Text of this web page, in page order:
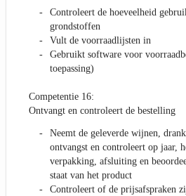
Controleert de hoeveelheid
grondstoffen
Vult de voorraadlijsten in
Gebruikt software voor
toepassing)
Competentie 16:
Ontvangt en controleert de bestelling
Neemt de geleverde wijnen,
ontvangst en controleert op jaar,
verpakking, afsluiting en
staat van het product
Controleert of de prijsafspraken